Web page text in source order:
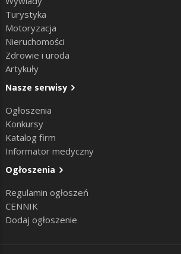
Turystyka
Motoryzacja
Nieruchomości
Zdrowie i uroda
Artykuły
Nasze serwisy
Ogłoszenia
Konkursy
Katalog firm
Informator medyczny
Ogłoszenia
Regulamin ogłoszeń
CENNIK
Dodaj ogłoszenie